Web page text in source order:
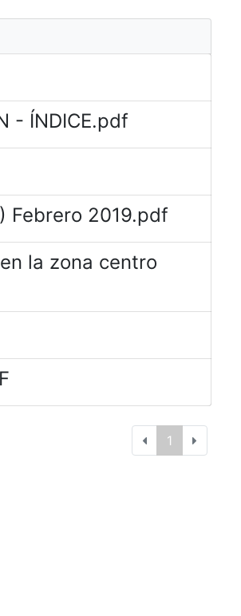
- ÍNDICE.pdf
Febrero 2019.pdf
la zona centro
1